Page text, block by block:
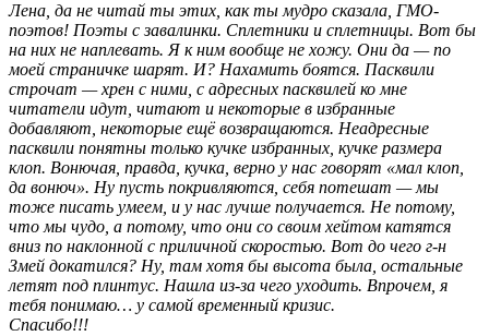
Лена, да не читай ты этих, как ты мудро сказала, ГМО-
поэтов! Поэты с завалинки. Сплетники и сплетницы. Вот бы
на них не наплевать. Я к ним вообще не хожу. Они да — по
моей страничке шарят. И? Нахамить боятся. Пасквили
строчат — хрен с ними, с адресных пасквилей ко мне
читатели идут, читают и некоторые в избранные
добавляют, некоторые ещё возвращаются. Неадресные
пасквили понятны только кучке избранных, кучке размера
клоп. Вонючая, правда, кучка, верно у нас говорят «мал клоп,
да вонюч». Ну пусть покривляются, себя потешат — мы
тоже писать умеем, и у нас лучше получается. Не потому,
что мы чудо, а потому, что они со своим хейтом катятся
вниз по наклонной с приличной скоростью. Вот до чего г-н
Змей докатился? Ну, там хотя бы высота была, остальные
летят под плинтус. Нашла из-за чего уходить. Впрочем, я
тебя понимаю… у самой временный кризис.
Спасибо!!!